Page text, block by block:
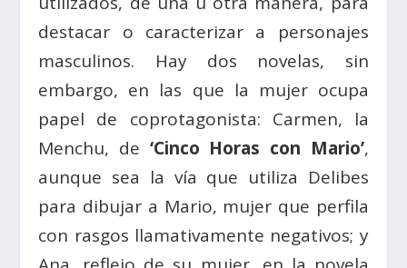
destacar o caracterizar a personajes
masculinos. Hay dos novelas, sin
embargo, en las que la mujer ocupa
papel de coprotagonista: Carmen, la
Menchu, de ‘Cinco Horas con Mario’,
aunque sea la vía que utiliza Delibes
para dibujar a Mario, mujer que perfila
con rasgos llamativamente negativos; y